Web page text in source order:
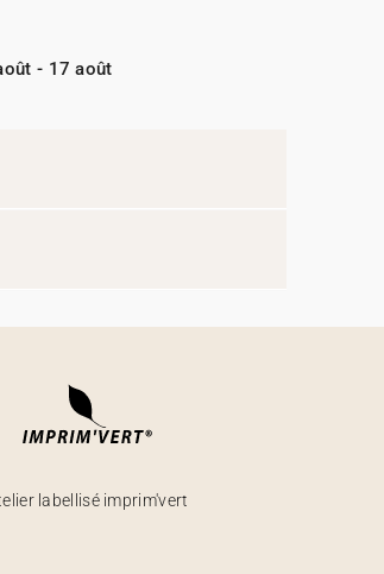
- 17 août
labellisé imprim'vert